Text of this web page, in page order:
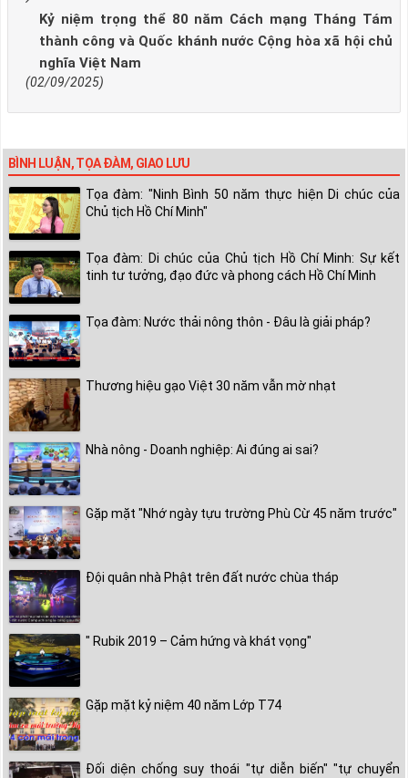
Kỷ niệm trọng thể 80 năm Cách mạng Tháng Tám
thành công và Quốc khánh nước Cộng hòa xã hội chủ
nghĩa Việt Nam
(02/09/2025)
BÌNH LUẬN, TỌA ĐÀM, GIAO LƯU
Tọa đàm: "Ninh Bình 50 năm thực hiện Di chúc của
Chủ tịch Hồ Chí Minh"
Tọa đàm: Di chúc của Chủ tịch Hồ Chí Minh: Sự kết
tinh tư tưởng, đạo đức và phong cách Hồ Chí Minh
Tọa đàm: Nước thải nông thôn - Đâu là giải pháp?
Thương hiệu gạo Việt 30 năm vẫn mờ nhạt
Nhà nông - Doanh nghiệp: Ai đúng ai sai?
Gặp mặt "Nhớ ngày tựu trường Phù Cừ 45 năm trước"
Đội quân nhà Phật trên đất nước chùa tháp
" Rubik 2019 – Cảm hứng và khát vọng"
Gặp mặt kỷ niệm 40 năm Lớp T74
Đối diện chống suy thoái "tự diễn biến" "tự chuyển